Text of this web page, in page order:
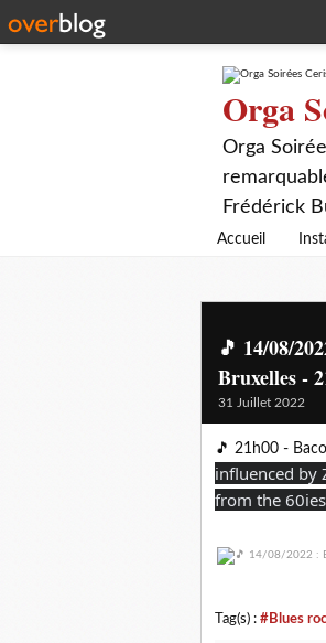
Orga
Orga
Frédérick
Accueil
🎵 14/08/
Bruxelles -
31 Juillet 2022
🎵 21h00 -
influenced by
from the
Tag(s) : #Blues